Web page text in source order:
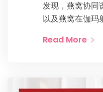
发现，燕窝协同
以及燕窝在伽玛
Read More